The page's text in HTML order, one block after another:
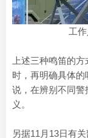
工
上述三种鸣笛的
时，再明确具体
说，在辨别不同
义。
另据11月13日有